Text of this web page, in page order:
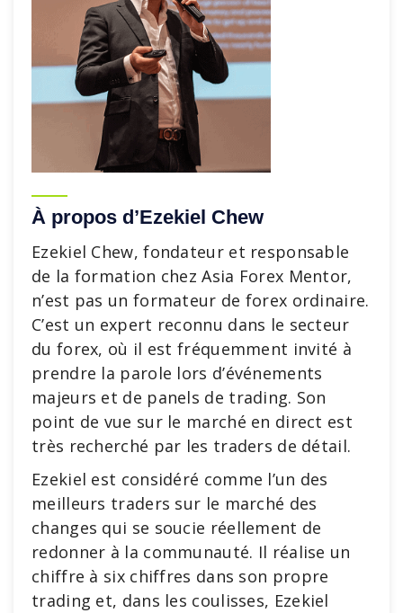
À propos d’Ezekiel Chew
Ezekiel Chew, fondateur et responsable
de la formation chez Asia Forex Mentor,
n’est pas un formateur de forex ordinaire.
C’est un expert reconnu dans le secteur
du forex, où il est fréquemment invité à
prendre la parole lors d’événements
majeurs et de panels de trading. Son
point de vue sur le marché en direct est
très recherché par les traders de détail.
Ezekiel est considéré comme l’un des
meilleurs traders sur le marché des
changes qui se soucie réellement de
redonner à la communauté. Il réalise un
chiffre à six chiffres dans son propre
trading et, dans les coulisses, Ezekiel